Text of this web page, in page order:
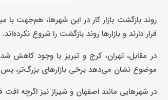
روند بازگشت بازار کار در این شهرها، هم‌جهت
قرار دارند و بازارها روند بازگشت را شروع نکرده‌اند.
در مقابل، تهران، کرج و تبریز با وجود کاهش
موضوع نشان می‌دهد برخی بازارهای بزرگ‌تر، پس
در شهرهایی مانند اصفهان و شیراز نیز اگرچه